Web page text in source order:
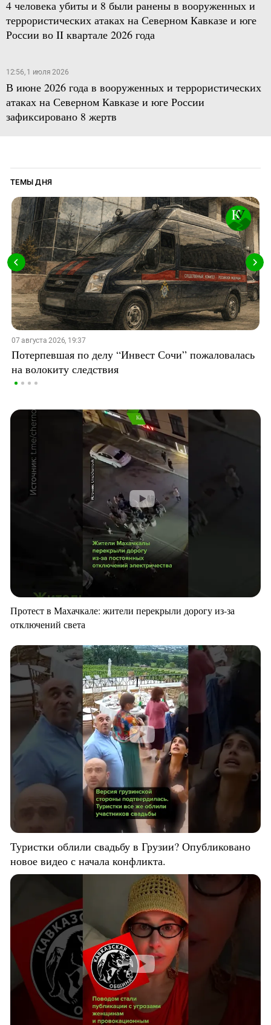
4 человека убиты и 8 были ранены в вооруженных и
террористических атаках на Северном Кавказе и юге
России во II квартале 2026 года
12:56, 1 июля 2026
В июне 2026 года в вооруженных и террористических
атаках на Северном Кавказе и юге России
зафиксировано 8 жертв
ТЕМЫ ДНЯ
07 августа 2026, 19:37
Потерпевшая по делу “Инвест Сочи” пожаловалась
на волокиту следствия
Протест в Махачкале: жители перекрыли дорогу из-за
отключений света
Туристки облили свадьбу в Грузии? Опубликовано
новое видео с начала конфликта.